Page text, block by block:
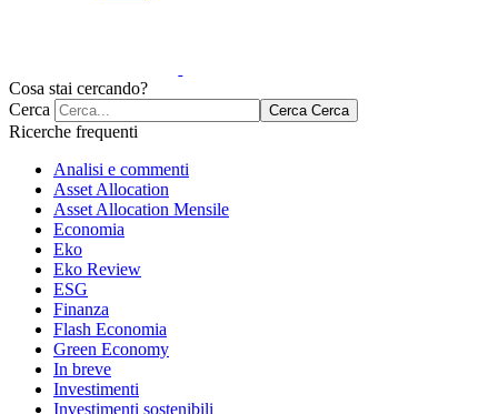
Cosa stai cercando?
Cerca
Cerca Cerca
Ricerche frequenti
Analisi e commenti
Asset Allocation
Asset Allocation Mensile
Economia
Eko
Eko Review
ESG
Finanza
Flash Economia
Green Economy
In breve
Investimenti
Investimenti sostenibili